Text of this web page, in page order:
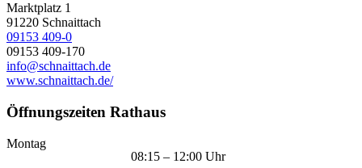
Marktplatz 1
91220 Schnaittach
09153 409-0
09153 409-170
info@schnaittach.de
www.schnaittach.de/
Öffnungszeiten Rathaus
Montag
08:15 – 12:00 Uhr